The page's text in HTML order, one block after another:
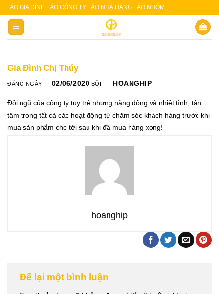
Skip
content
ÁO GIA ĐÌNH ÁO CÔNG TY ÁO NHÀ HÀNG ÁO NHÓM
Gia Đình Chị Thúy
ĐĂNG NGÀY 02/06/2020 BỞI HOANGHIP
Đội ngũ của công ty tuy trẻ nhưng năng động và nhiệt tình, tận
tâm trong tất cả các hoạt động từ chăm sóc khách hàng trước khi
mua sản phẩm cho tới sau khi đã mua hàng xong!
hoanghip
Để lại một bình luận